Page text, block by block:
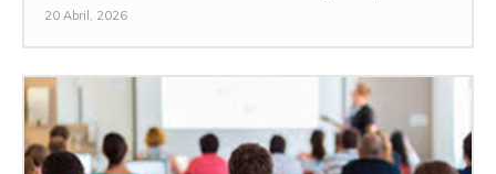
20 Abril, 2026